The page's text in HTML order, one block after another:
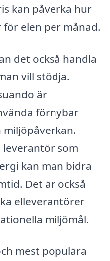
kan påverka hur
elen per månad.
det också handla
vill stödja.
är
förnybar
miljöpåverkan.
leverantör som
kan man bidra
Det är också
elleverantörer
miljömål.
mest populära